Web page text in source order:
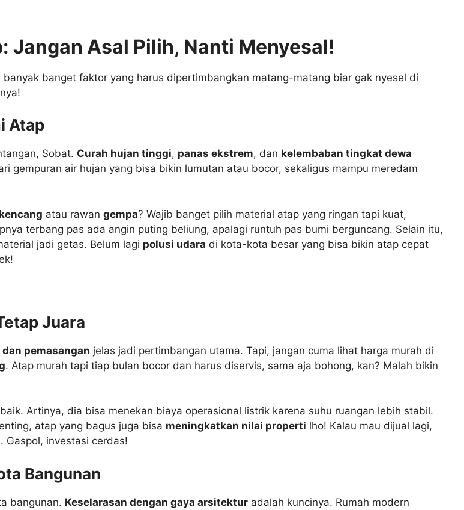
Jangan Asal Pilih, Nanti Menyesal!
banget faktor yang harus dipertimbangkan matang-matang biar gak nyesel di
Atap
Sobat. Curah hujan tinggi, panas ekstrem, dan kelembaban tingkat dewa
gempuran air hujan yang bisa bikin lumutan atau bocor, sekaligus mampu meredam
atau rawan gempa? Wajib banget pilih material atap yang ringan tapi kuat,
terbang pas ada angin puting beliung, apalagi runtuh pas bumi berguncang. Selain itu,
jadi getas. Belum lagi polusi udara di kota-kota besar yang bisa bikin atap cepat
Juara
pemasangan jelas jadi pertimbangan utama. Tapi, jangan cuma lihat harga murah di
. Atap murah tapi tiap bulan bocor dan harus diservis, sama aja bohong, kan? Malah bikin
Artinya, dia bisa menekan biaya operasional listrik karena suhu ruangan lebih stabil.
atap yang bagus juga bisa meningkatkan nilai properti lho! Kalau mau dijual lagi,
Gaspol, investasi cerdas!
Bangunan
bangunan. Keselarasan dengan gaya arsitektur adalah kuncinya. Rumah modern